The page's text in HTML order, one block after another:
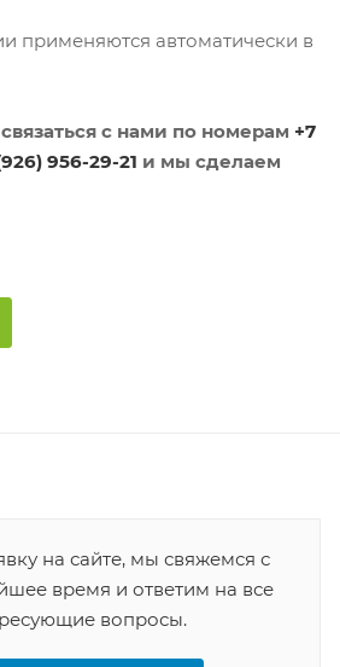
применяются автоматически в
с нами по номерам +7
956-29-21 и мы сделаем
на сайте, мы свяжемся с
время и ответим на все
вопросы.